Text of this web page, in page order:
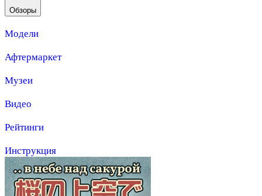
Обзоры
Модели
Афтермаркет
Музеи
Видео
Рейтинги
Инструкция